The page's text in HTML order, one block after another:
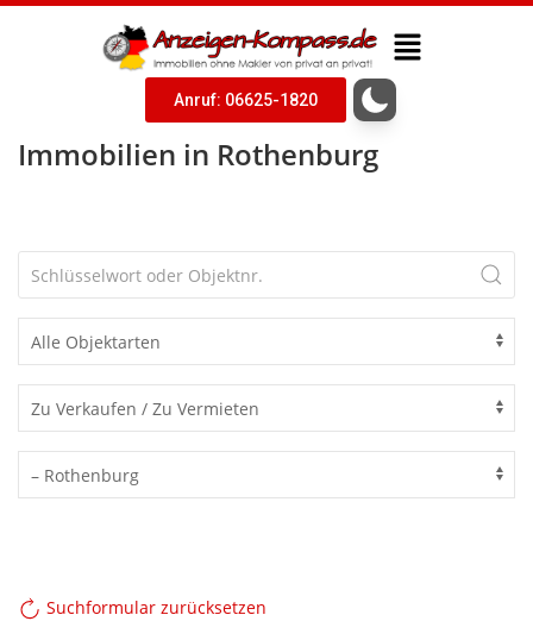
Anruf: 06625-1820
Immobilien in Rothenburg
Suchformular zurücksetzen